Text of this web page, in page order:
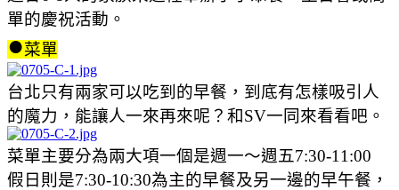
單的慶祝活動。
●菜單
台北只有兩家可以吃到的早餐，到底有怎樣吸引人
的魔力，能讓人一來再來呢？和SV一同來看看吧。
菜單主要分為兩大項一個是週一～週五7:30-11:00
假日則是7:30-10:30為主的早餐及另一邊的早午餐，